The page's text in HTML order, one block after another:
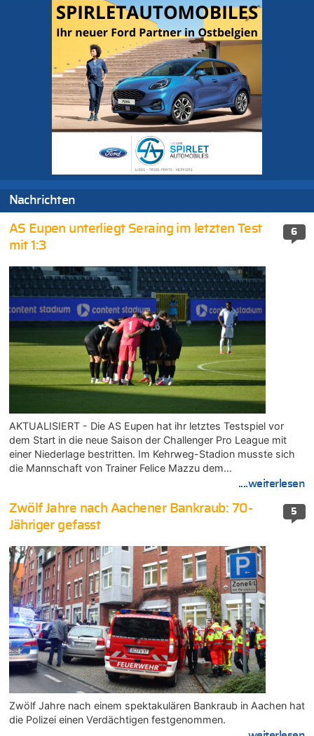
Nachrichten
6
AS Eupen unterliegt Seraing im letzten Test
mit 1:3
AKTUALISIERT - Die AS Eupen hat ihr letztes Testspiel vor
dem Start in die neue Saison der Challenger Pro League mit
einer Niederlage bestritten. Im Kehrweg-Stadion musste sich
die Mannschaft von Trainer Felice Mazzu dem…
....weiterlesen
5
Zwölf Jahre nach Aachener Bankraub: 70-
Jähriger gefasst
Zwölf Jahre nach einem spektakulären Bankraub in Aachen hat
die Polizei einen Verdächtigen festgenommen.